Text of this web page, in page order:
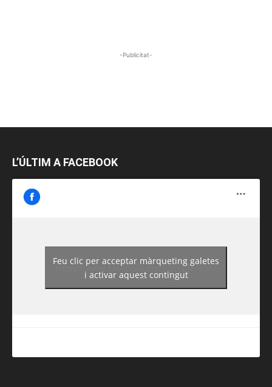
-Publicitat-
L’ÚLTIM A FACEBOOK
https://www.facebook.com/guiadereus/
Feu clic per acceptar màrqueting galetes
i activar aquest contingut